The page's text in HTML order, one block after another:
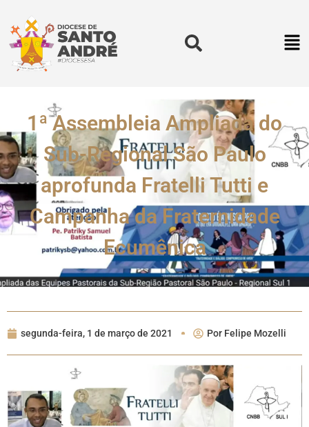
1ª Assembleia Ampliada do
Sub-Regional São Paulo
aprofunda Fratelli Tutti e
Campanha da Fraternidade
Ecumênica
segunda-feira, 1 de março de 2021 Por Felipe Mozelli